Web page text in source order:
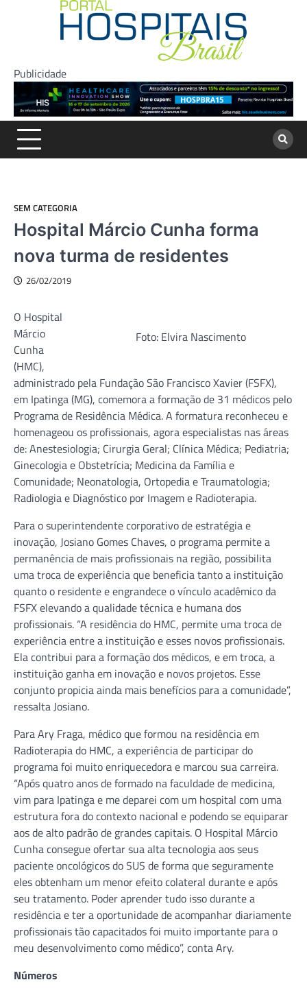
Publicidade
SEM CATEGORIA
Hospital Márcio Cunha forma
nova turma de residentes
26/02/2019
Foto: Elvira Nascimento
O Hospital
Márcio
Cunha
(HMC),
administrado pela Fundação São Francisco Xavier (FSFX),
em Ipatinga (MG), comemora a formação de 31 médicos pelo
Programa de Residência Médica. A formatura reconheceu e
homenageou os profissionais, agora especialistas nas áreas
de: Anestesiologia; Cirurgia Geral; Clínica Médica; Pediatria;
Ginecologia e Obstetrícia; Medicina da Família e
Comunidade; Neonatologia, Ortopedia e Traumatologia;
Radiologia e Diagnóstico por Imagem e Radioterapia.
Para o superintendente corporativo de estratégia e
inovação, Josiano Gomes Chaves, o programa permite a
permanência de mais profissionais na região, possibilita
uma troca de experiência que beneficia tanto a instituição
quanto o residente e engrandece o vínculo acadêmico da
FSFX elevando a qualidade técnica e humana dos
profissionais. “A residência do HMC, permite uma troca de
experiência entre a instituição e esses novos profissionais.
Ela contribui para a formação dos médicos, e em troca, a
instituição ganha em inovação e novos projetos. Esse
conjunto propicia ainda mais benefícios para a comunidade”,
ressalta Josiano.
Para Ary Fraga, médico que formou na residência em
Radioterapia do HMC, a experiência de participar do
programa foi muito enriquecedora e marcou sua carreira.
“Após quatro anos de formado na faculdade de medicina,
vim para Ipatinga e me deparei com um hospital com uma
estrutura fora do contexto nacional e podendo se equiparar
aos de alto padrão de grandes capitais. O Hospital Márcio
Cunha consegue ofertar sua alta tecnologia aos seus
paciente oncológicos do SUS de forma que seguramente
eles obtenham um menor efeito colateral durante e após
seu tratamento. Poder aprender tudo isso durante a
residência e ter a oportunidade de acompanhar diariamente
profissionais tão capacitados foi muito importante para o
meu desenvolvimento como médico”, conta Ary.
Números